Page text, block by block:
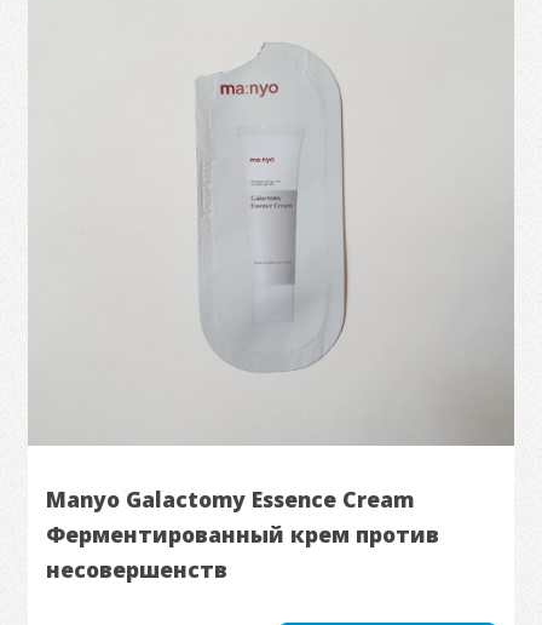
Manyo Galactomy Essence Cream
Ферментированный крем против
несовершенств